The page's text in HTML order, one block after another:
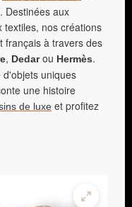
Destinées aux
nos créations
français à travers des
, Dedarou Hermès.
d'objets uniques
une histoire
de luxe et profitez